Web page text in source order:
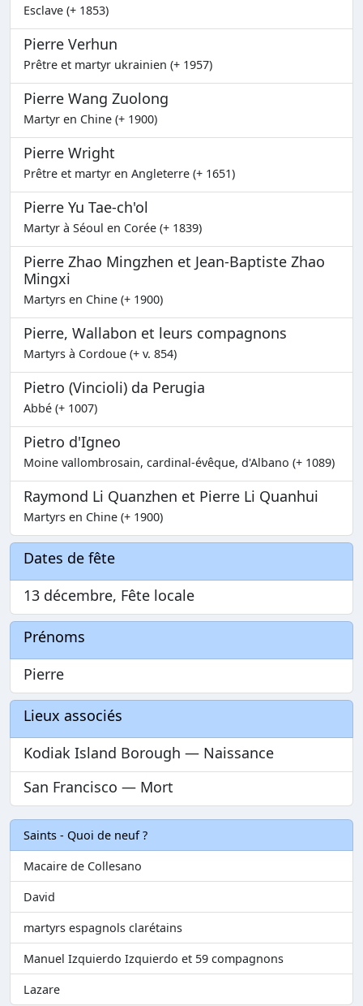
Esclave (+ 1853)
Pierre Verhun
Prêtre et martyr ukrainien (+ 1957)
Pierre Wang Zuolong
Martyr en Chine (+ 1900)
Pierre Wright
Prêtre et martyr en Angleterre (+ 1651)
Pierre Yu Tae-ch'ol
Martyr à Séoul en Corée (+ 1839)
Pierre Zhao Mingzhen et Jean-Baptiste Zhao
Mingxi
Martyrs en Chine (+ 1900)
Pierre, Wallabon et leurs compagnons
Martyrs à Cordoue (+ v. 854)
Pietro (Vincioli) da Perugia
Abbé (+ 1007)
Pietro d'Igneo
Moine vallombrosain, cardinal-évêque, d'Albano (+ 1089)
Raymond Li Quanzhen et Pierre Li Quanhui
Martyrs en Chine (+ 1900)
Dates de fête
13 décembre, Fête locale
Prénoms
Pierre
Lieux associés
Kodiak Island Borough — Naissance
San Francisco — Mort
Saints - Quoi de neuf ?
Macaire de Collesano
David
martyrs espagnols clarétains
Manuel Izquierdo Izquierdo et 59 compagnons
Lazare